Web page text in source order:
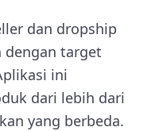
dan dropship
dengan target
ini
dari lebih dari
yang berbeda.